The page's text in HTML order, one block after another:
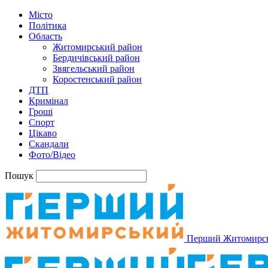
Місто
Політика
Область
Житомирський район
Бердичівський район
Звягельський район
Коростенський район
ДТП
Кримінал
Гроші
Спорт
Цікаво
Скандали
Фото/Відео
Пошук
Перший